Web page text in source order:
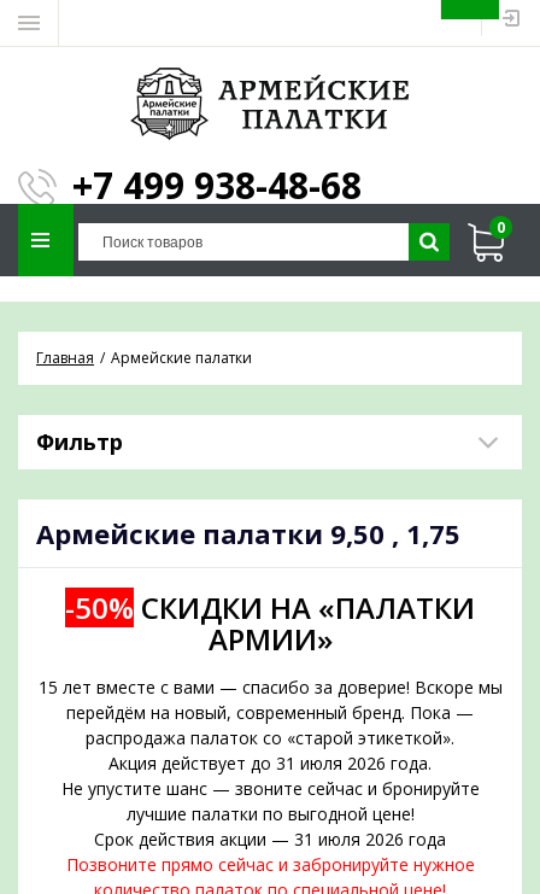
+7 499 938-48-68
0
Главная Армейские палатки
Фильтр
Армейские палатки 9,50 , 1,75
-50% СКИДКИ НА «ПАЛАТКИ
АРМИИ»
15 лет вместе с вами — спасибо за доверие! Вскоре мы
перейдём на новый, современный бренд. Пока —
распродажа палаток со «старой этикеткой».
Акция действует до 31 июля 2026 года.
Не упустите шанс — звоните сейчас и бронируйте
лучшие палатки по выгодной цене!
Срок действия акции — 31 июля 2026 года
Позвоните прямо сейчас и забронируйте нужное
ЗАПОЛНИТЕ ФОРМУ И
МЫ ПОДБЕРЕМ
ПАЛАТКУ ПОД ВАШИ
ПАРАМЕТРЫ!
Отправим предложение на почту и
проконсультируем по любым вопросам
подобрать